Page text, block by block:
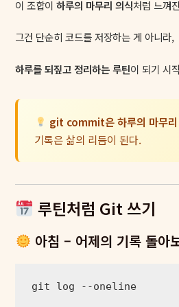
이 조합이하루의 마무리 의식처럼 느껴
그건 단순히 코드를 저장하는 게 아니라,
하루를 되짚고 정리하는 루틴이 되기 시
git commit은 하루의 마무리
기록은 삶의 리듬이 된다.
루틴처럼 Git 쓰기
아침 – 어제의 기록 돌아
git log --oneline